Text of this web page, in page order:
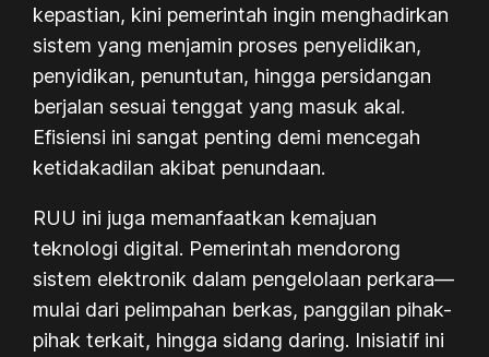
kepastian, kini pemerintah ingin menghadirkan
sistem yang menjamin proses penyelidikan,
penyidikan, penuntutan, hingga persidangan
berjalan sesuai tenggat yang masuk akal.
Efisiensi ini sangat penting demi mencegah
ketidakadilan akibat penundaan.
RUU ini juga memanfaatkan kemajuan
teknologi digital. Pemerintah mendorong
sistem elektronik dalam pengelolaan perkara—
mulai dari pelimpahan berkas, panggilan pihak-
pihak terkait, hingga sidang daring. Inisiatif ini